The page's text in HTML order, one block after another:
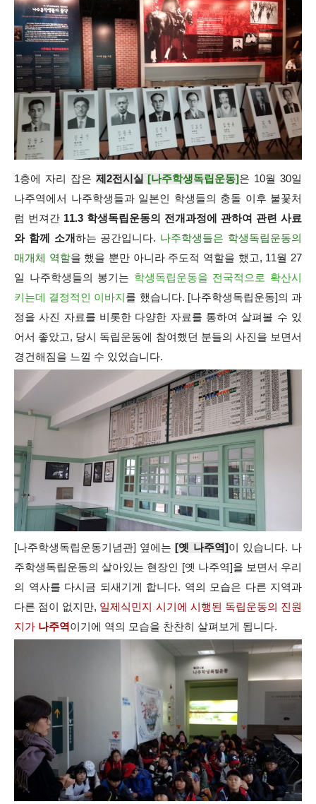
1층에 자리 잡은 제2전시실 [나주학생독립운동]은 10월 30일
나주역에서 나주학생들과 일본인 학생들의 충돌 이후 불꽃처
럼 번져간 11.3 학생독립운동의 전개과정에 관하여 관련 사료
와 함께 소개하는 공간입니다. 나주학생들은 학생독립운동의
매개체 역할을 했을 뿐만 아니라 주도적 역할을 했고, 11월 27
일 나주학생들의 봉기는 학생독립운동을 전국적으로 확산시
키는데 결정적인 이바지 를 했습니다. [나주학생독립운동]의 과
정을 사진 자료를 비롯한 다양한 자료를 통하여 살펴볼 수 있
어서 좋았고, 당시 독립운동에 참여했던 분들의 사진을 보면서
경건해짐을 느낄 수 있었습니다.
[나주학생독립운동기념관] 옆에는 [옛 나주역]이 있습니다. 나
주학생독립운동의 살아있는 현장인 [옛 나주역]을 보면서 우리
의 역사를 다시금 되새기게 합니다. 역의 모습은 다른 지역과
다른 점이 없지만, 일제식민지 시기에 시행된 독립운동의 진원
지가 나주역이기에 역의 모습을 찬찬히 살펴보게 됩니다.